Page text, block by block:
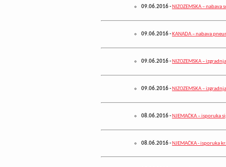
09.06.2016-NIZOZEMSKA – nabava
09.06.2016-KANADA – nabava
09.06.2016- NIZOZEMSKA –
09.06.2016- NIZOZEMSKA –
08.06.2016- NJEMAČKA – isporuka
08.06.2016- NJEMAČKA - isporuka